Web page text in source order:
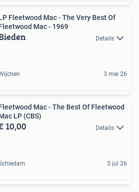
Fleetwood Mac - The Very Best Of
Mac - 1969
Details
3 mei 26
Mac - The Best Of Fleetwood
LP (CBS)
10,00 Details
5 jul 26